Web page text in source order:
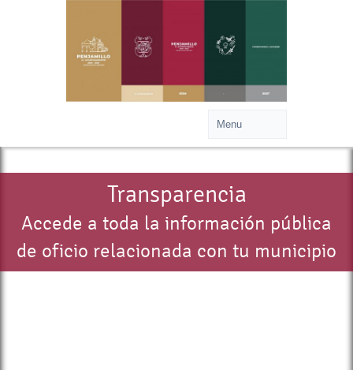
Transparencia
Accede a toda la información pública
de oficio relacionada con tu municipio